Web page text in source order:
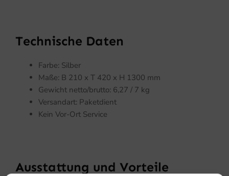
Technische Daten
Farbe: Silber
Maße: B 210 x T 420 x H 1300 mm
Gewicht netto/brutto: 6,27 / 7 kg
Versandart: Paketdient
Kein Vor-Ort Service
Ausstattung und Vorteile